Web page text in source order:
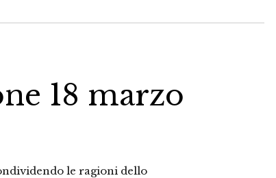
18 marzo
le ragioni dello